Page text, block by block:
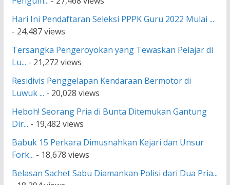
Hari Ini Pendaftaran Seleksi PPPK Guru 2022 Mulai ...
- 24,487 views
Tersangka Pengeroyokan yang Tewaskan Pelajar di
Lu... - 21,272 views
Residivis Penggelapan Kendaraan Bermotor di
Luwuk ... - 20,028 views
Heboh! Seorang Pria di Bunta Ditemukan Gantung
Dir... - 19,482 views
Babuk 15 Perkara Dimusnahkan Kejari dan Unsur
Fork... - 18,678 views
Belasan Sachet Sabu Diamankan Polisi dari Dua Pria...